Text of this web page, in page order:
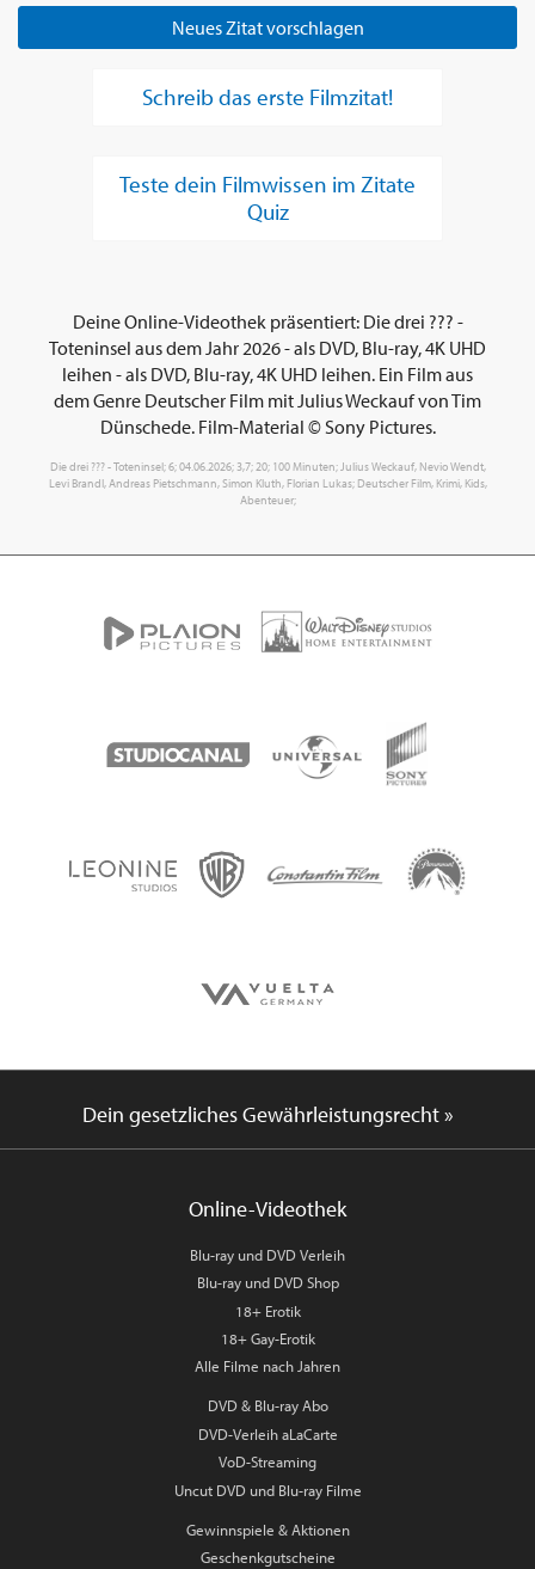
Neues Zitat vorschlagen
Schreib das erste Filmzitat!
Teste dein Filmwissen im Zitate
Quiz
Deine Online-Videothek präsentiert: Die drei ??? -
Toteninsel aus dem Jahr 2026 - als DVD, Blu-ray, 4K UHD
leihen - als DVD, Blu-ray, 4K UHD leihen. Ein Film aus
dem Genre Deutscher Film mit Julius Weckauf von Tim
Dünschede. Film-Material © Sony Pictures.
Die drei ??? - Toteninsel; 6; 04.06.2026; 3,7; 20; 100 Minuten; Julius Weckauf, Nevio Wendt,
Levi Brandl, Andreas Pietschmann, Simon Kluth, Florian Lukas; Deutscher Film, Krimi, Kids,
Abenteuer;
Dein gesetzliches Gewährleistungsrecht »
Online-Videothek
Blu-ray und DVD Verleih
Blu-ray und DVD Shop
18+ Erotik
18+ Gay-Erotik
Alle Filme nach Jahren
DVD & Blu-ray Abo
DVD-Verleih aLaCarte
VoD-Streaming
Uncut DVD und Blu-ray Filme
Gewinnspiele & Aktionen
Geschenkgutscheine